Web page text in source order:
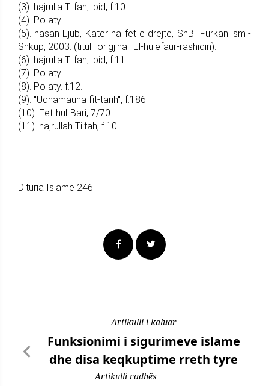
(3). hajrulla Tilfah, ibid, f.10.
(4). Po aty.
(5). hasan Ejub, Katër halifët e drejtë, ShB "Furkan ism"-
Shkup, 2003. (titulli origjinal: El-hulefaur-rashidin).
(6). hajrulla Tilfah, ibid, f.11.
(7). Po aty.
(8). Po aty. f.12.
(9). "Udhamauna fit-tarih", f.186.
(10). Fet-hul-Bari, 7/70.
(11). hajrullah Tilfah, f.10.
Dituria Islame 246
Artikulli i kaluar
Funksionimi i sigurimeve islame
dhe disa keqkuptime rreth tyre
Artikulli radhës